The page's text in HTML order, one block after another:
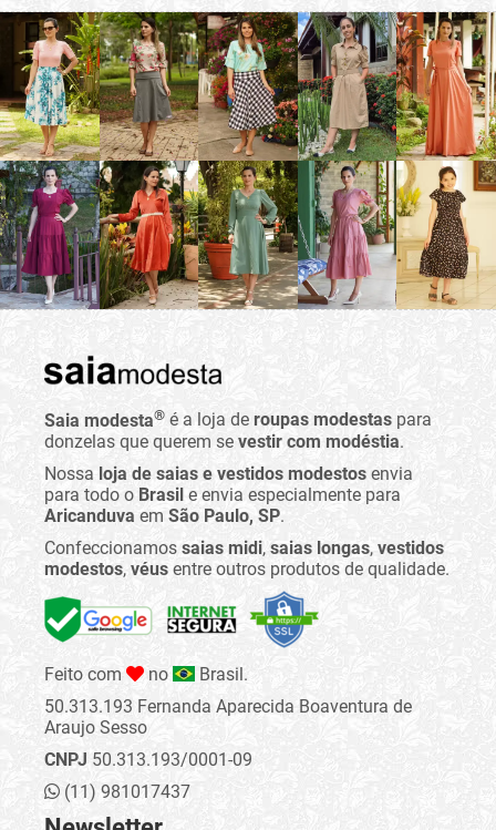
Saia modesta® é a loja de roupas modestas para
donzelas que querem se vestir com modéstia.
Nossa loja de saias e vestidos modestos envia
para todo o Brasil e envia especialmente para
Aricanduva em São Paulo, SP.
Confeccionamos saias midi, saias longas, vestidos
modestos, véus entre outros produtos de qualidade.
Feito com no
Brasil.
50.313.193 Fernanda Aparecida Boaventura de
Araujo Sesso
CNPJ 50.313.193/0001-09
(11) 981017437